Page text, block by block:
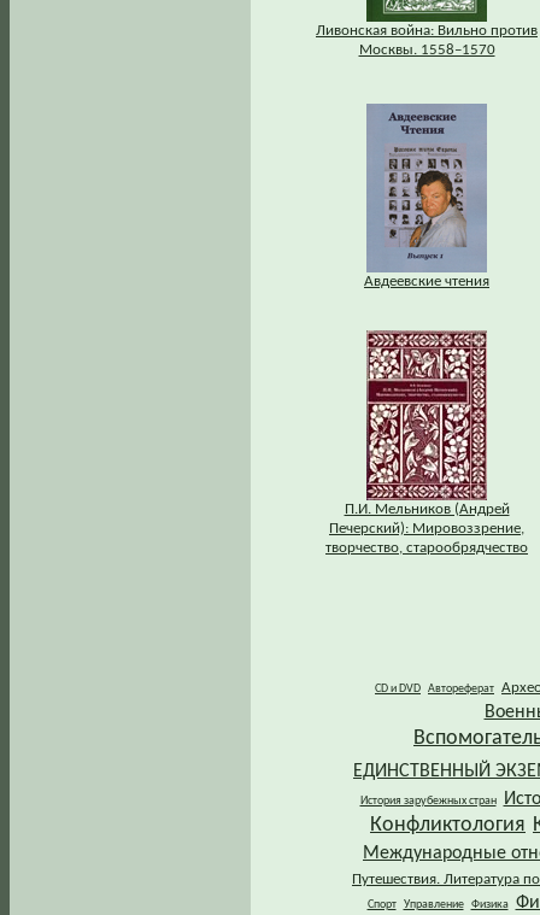
Ливонская война: Вильно против
Москвы. 1558–1570
Авдеевские чтения
П.И. Мельников (Андрей
Печерский): Мировоззрение,
творчество, старообрядчество
CD и DVD Автореферат
ЕДИНСТВЕННЫЙ
История зарубежных стран
Конфликтология
Международные
Путешествия. Литература
Спорт Управление Физика